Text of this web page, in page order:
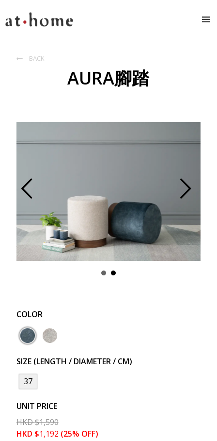
 BACK
AURA腳踏
COLOR
SIZE (LENGTH / DIAMETER / CM)
37
UNIT PRICE
HKD$1,590
HKD $1,192 (25% OFF)